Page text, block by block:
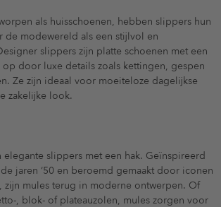
als huisschoenen, hebben slippers hun
de modewereld als een stijlvol en
slippers zijn platte schoenen met een
door luxe details zoals kettingen, gespen
Ze zijn ideaal voor moeiteloze dagelijkse
zakelijke look.
elegante slippers met een hak. Geïnspireerd
jaren ‘50 en beroemd gemaakt door iconen
zijn mules terug in moderne ontwerpen. Of
, blok- of plateauzolen, mules zorgen voor